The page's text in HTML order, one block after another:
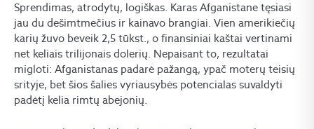
Sprendimas, atrodytų, logiškas. Karas Afganistane tęsiasi
jau du dešimtmečius ir kainavo brangiai. Vien amerikiečių
karių žuvo beveik 2,5 tūkst., o finansiniai kaštai vertinami
net keliais trilijonais dolerių. Nepaisant to, rezultatai
migloti: Afganistanas padarė pažangą, ypač moterų teisių
srityje, bet šios šalies vyriausybės potencialas suvaldyti
padėtį kelia rimtų abejonių.